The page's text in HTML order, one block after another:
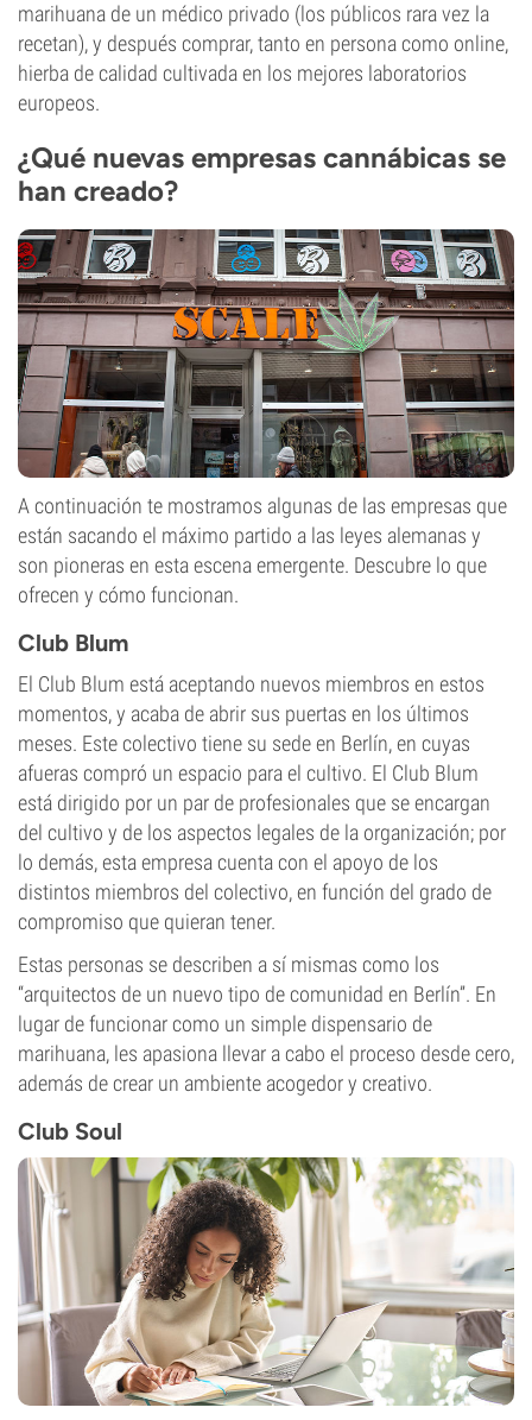
marihuana de un médico privado (los públicos rara vez la
recetan), y después comprar, tanto en persona como online,
hierba de calidad cultivada en los mejores laboratorios
europeos.
¿Qué nuevas empresas cannábicas se
han creado?
A continuación te mostramos algunas de las empresas que
están sacando el máximo partido a las leyes alemanas y
son pioneras en esta escena emergente. Descubre lo que
ofrecen y cómo funcionan.
Club Blum
El Club Blum está aceptando nuevos miembros en estos
momentos, y acaba de abrir sus puertas en los últimos
meses. Este colectivo tiene su sede en Berlín, en cuyas
afueras compró un espacio para el cultivo. El Club Blum
está dirigido por un par de profesionales que se encargan
del cultivo y de los aspectos legales de la organización; por
lo demás, esta empresa cuenta con el apoyo de los
distintos miembros del colectivo, en función del grado de
compromiso que quieran tener.
Estas personas se describen a sí mismas como los
“arquitectos de un nuevo tipo de comunidad en Berlín”. En
lugar de funcionar como un simple dispensario de
marihuana, les apasiona llevar a cabo el proceso desde cero,
además de crear un ambiente acogedor y creativo.
Club Soul